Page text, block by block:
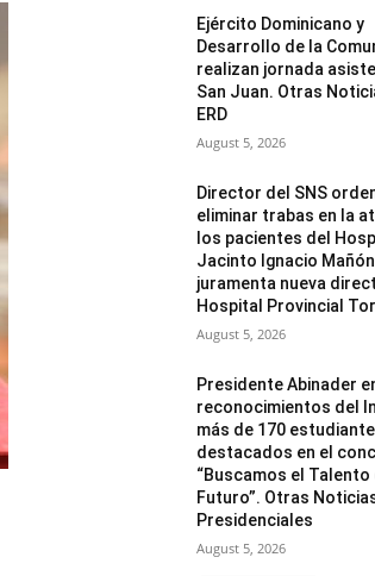
Ejército Dominicano y
Desarrollo de la
realizan jornada
San Juan. Otras
ERD
August 5, 2026
Director del SNS
eliminar trabas en la
los pacientes del
Jacinto Ignacio
juramenta nueva
Hospital Provincial
August 5, 2026
Presidente Abinader
reconocimientos del
más de 170
destacados en el
“Buscamos el Talento
Futuro”. Otras
Presidenciales
August 5, 2026